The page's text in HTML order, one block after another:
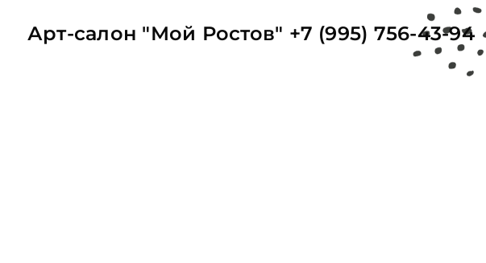
Арт-салон "Мой Ростов" +7 (995) 756-43-94